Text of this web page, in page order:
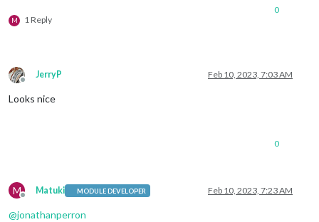
M 1 Reply
0
Offline
JerryP Feb 10, 2023, 7:03 AM
Looks nice
0
M
Offline
Matuki MODULE DEVELOPER Feb 10, 2023, 7:23 AM
@jonathanperron